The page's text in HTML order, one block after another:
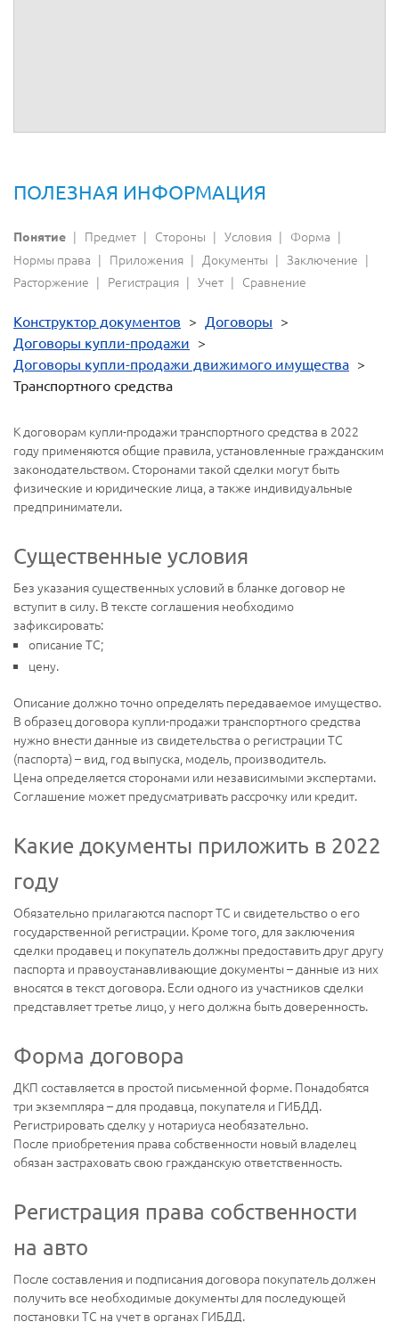
ПОЛЕЗНАЯ ИНФОРМАЦИЯ
Понятие Предмет Стороны Условия
Форма
Нормы права
Приложения Документы
Заключение
Расторжение
Регистрация Учет Сравнение
Конструктор документов > Договоры >
Договоры купли-продажи >
Договоры купли-продажи движимого имущества >
Транспортного средства
К договорам купли-продажи транспортного средства в 2022
году применяются общие правила, установленные гражданским
законодательством. Сторонами такой сделки могут быть
физические и юридические лица, а также индивидуальные
предприниматели.
Существенные условия
Без указания существенных условий в бланке договор не
вступит в силу. В тексте соглашения необходимо
зафиксировать:
описание ТС;
цену.
Описание должно точно определять передаваемое имущество.
В образец договора купли-продажи транспортного средства
нужно внести данные из свидетельства о регистрации ТС
(паспорта) – вид, год выпуска, модель, производитель.
Цена определяется сторонами или независимыми экспертами.
Соглашение может предусматривать рассрочку или кредит.
Какие документы приложить в 2022
году
Обязательно прилагаются паспорт ТС и свидетельство о его
государственной регистрации. Кроме того, для заключения
сделки продавец и покупатель должны предоставить друг другу
паспорта и правоустанавливающие документы – данные из них
вносятся в текст договора. Если одного из участников сделки
представляет третье лицо, у него должна быть доверенность.
Форма договора
ДКП составляется в простой письменной форме. Понадобятся
три экземпляра – для продавца, покупателя и ГИБДД.
Регистрировать сделку у нотариуса необязательно.
После приобретения права собственности новый владелец
обязан застраховать свою гражданскую ответственность.
Регистрация права собственности
на авто
После составления и подписания договора покупатель должен
получить все необходимые документы для последующей
постановки ТС на учет в органах ГИБДД.